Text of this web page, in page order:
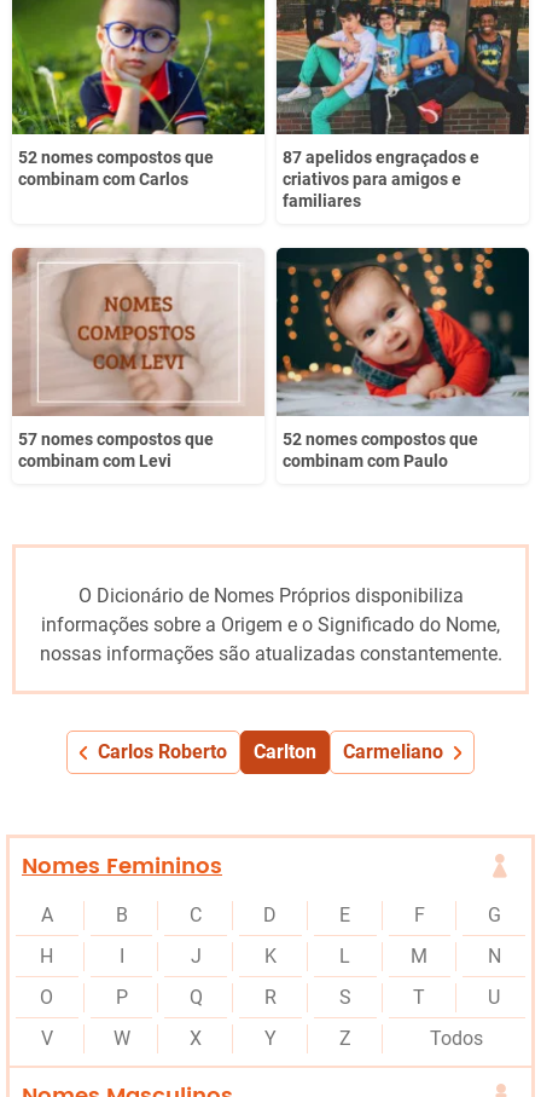
Outro
52 nomes compostos que
combinam com Carlos
87 apelidos engraçados e
criativos para amigos e
familiares
57 nomes compostos que
combinam com Levi
52 nomes compostos que
combinam com Paulo
O Dicionário de Nomes Próprios disponibiliza
informações sobre a Origem e o Significado do Nome,
nossas informações são atualizadas constantemente.
Carlos Roberto Carlton Carmeliano
Nomes Femininos
A B C D E F
G
H
J K L M
N
O
P Q R S T
U
V
W X Y Z Todos